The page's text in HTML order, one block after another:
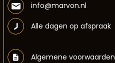
info@marvon.nl
Alle dagen op afspraak
Algemene voorwaarden